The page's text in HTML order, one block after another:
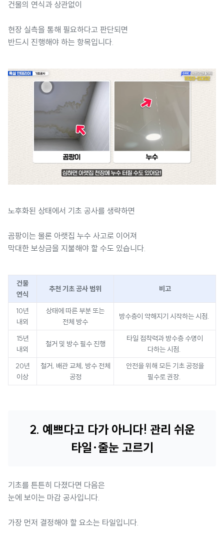
건물의 연식과 상관없이
현장 실측을 통해 필요하다고 판단되면
반드시 진행해야 하는 항목입니다.
노후화된 상태에서 기초 공사를 생략하면
곰팡이는 물론 아랫집 누수 사고로 이어져
막대한 보상금을 지불해야 할 수도 있습니다.
건물
연식
추천 기초 공사 범위 비고
10년
내외
상태에 따른 부분 또는
전체 방수
방수층이 약해지기 시작하는 시점.
15년
내외
철거 및 방수 필수 진행
타일 접착력과 방수층 수명이
다하는 시점.
20년
이상
철거, 배관 교체, 방수 전체
공정
안전을 위해 모든 기초 공정을
필수로 권장.
2. 예쁘다고 다가 아니다! 관리 쉬운
타일·줄눈 고르기
기초를 튼튼히 다졌다면 다음은
눈에 보이는 마감 공사입니다.
가장 먼저 결정해야 할 요소는 타일입니다.